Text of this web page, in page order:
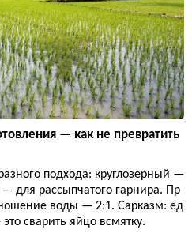
— как не превратить
подхода: круглозерный —
для рассыпчатого гарнира. Пр
воды — 2:1. Сарказм: ед
сварить яйцо всмятку.